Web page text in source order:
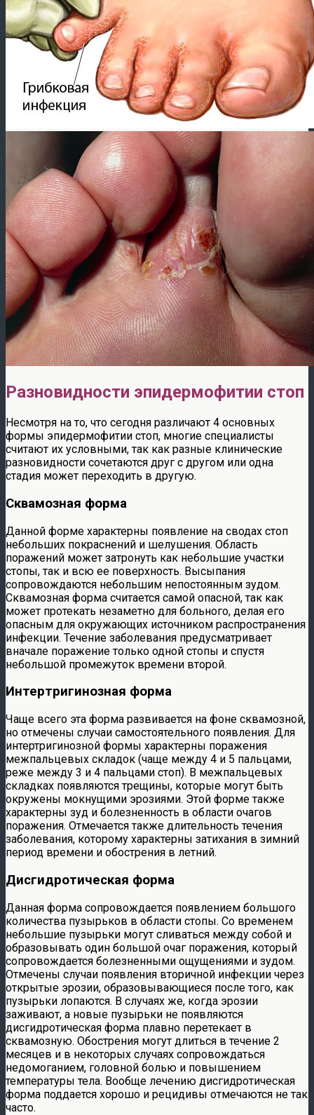
Разновидности эпидермофитии стоп
Несмотря на то, что сегодня различают 4 основных
формы эпидермофитии стоп, многие специалисты
считают их условными, так как разные клинические
разновидности сочетаются друг с другом или одна
стадия может переходить в другую.
Сквамозная форма
Данной форме характерны появление на сводах стоп
небольших покраснений и шелушения. Область
поражений может затронуть как небольшие участки
стопы, так и всю ее поверхность. Высыпания
сопровождаются небольшим непостоянным зудом.
Сквамозная форма считается самой опасной, так как
может протекать незаметно для больного, делая его
опасным для окружающих источником распространения
инфекции. Течение заболевания предусматривает
вначале поражение только одной стопы и спустя
небольшой промежуток времени второй.
Интертригинозная форма
Чаще всего эта форма развивается на фоне сквамозной,
но отмечены случаи самостоятельного появления. Для
интертригинозной формы характерны поражения
межпальцевых складок (чаще между 4 и 5 пальцами,
реже между 3 и 4 пальцами стоп). В межпальцевых
складках появляются трещины, которые могут быть
окружены мокнущими эрозиями. Этой форме также
характерны зуд и болезненность в области очагов
поражения. Отмечается также длительность течения
заболевания, которому характерны затихания в зимний
период времени и обострения в летний.
Дисгидротическая форма
Данная форма сопровождается появлением большого
количества пузырьков в области стопы. Со временем
небольшие пузырьки могут сливаться между собой и
образовывать один большой очаг поражения, который
сопровождается болезненными ощущениями и зудом.
Отмечены случаи появления вторичной инфекции через
открытые эрозии, образовывающиеся после того, как
пузырьки лопаются. В случаях же, когда эрозии
заживают, а новые пузырьки не появляются
дисгидротическая форма плавно перетекает в
сквамозную. Обострения могут длиться в течение 2
месяцев и в некоторых случаях сопровождаться
недомоганием, головной болью и повышением
температуры тела. Вообще лечению дисгидротическая
форма поддается хорошо и рецидивы отмечаются не так
часто.